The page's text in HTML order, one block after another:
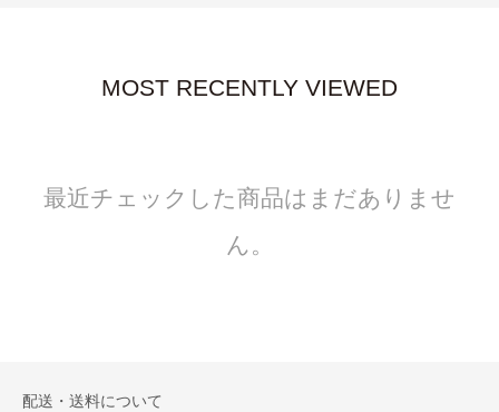
MOST RECENTLY VIEWED
最近チェックした商品はまだありませ
ん。
配送・送料について